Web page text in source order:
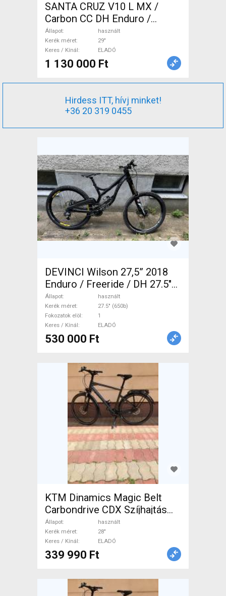
SANTA CRUZ V10 L MX /
Carbon CC DH Enduro /
Freeride / DH 29" használt
ELADÓ
Állapot
használt
Kerék méret
29"
Keres / Kínál
ELADÓ
1 130 000 Ft
Hirdess ITT, hívj minket!
+36 20 319 0455
DEVINCI Wilson 27,5” 2018
Enduro / Freeride / DH 27.5"
(650b) használt ELADÓ
Állapot
használt
Kerék méret
27.5" (650b)
Fokozatok elöl
1
Keres / Kínál
ELADÓ
530 000 Ft
KTM Dinamics Magic Belt
Carbondrive CDX Szíjhajtás
Trekking/cross tárcsafék
használt ELADÓ
Állapot
használt
Kerék méret
28"
Keres / Kínál
ELADÓ
339 990 Ft